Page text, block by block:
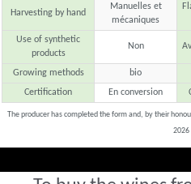
Harvesting by hand
Manuelles et
mécaniques
Use of synthetic
products
Non
Growing methods bio
Certification
En conversion
The producer has completed the form and, by their
2026